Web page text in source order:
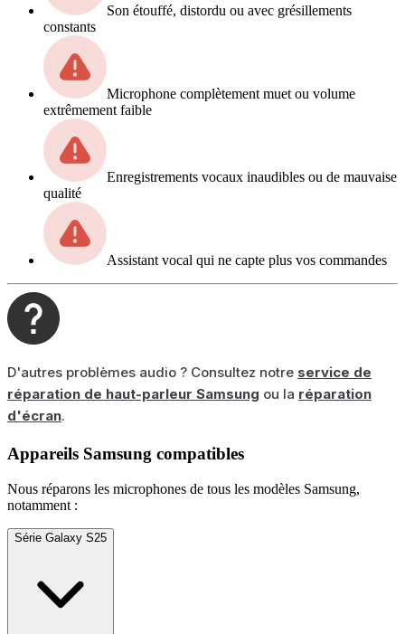
Son étouffé, distordu ou avec grésillements
constants
Microphone complètement muet ou volume
extrêmement faible
Enregistrements vocaux inaudibles ou de mauvaise
qualité
Assistant vocal qui ne capte plus vos commandes
D'autres problèmes audio ? Consultez notre service de
réparation de haut-parleur Samsung ou la réparation
d'écran.
Appareils Samsung compatibles
Nous réparons les microphones de tous les modèles Samsung,
notamment :
Série Galaxy S25